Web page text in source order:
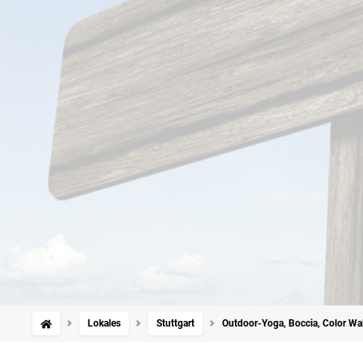
Lokales Stuttgart Outdoor-Yoga, Boccia, Color